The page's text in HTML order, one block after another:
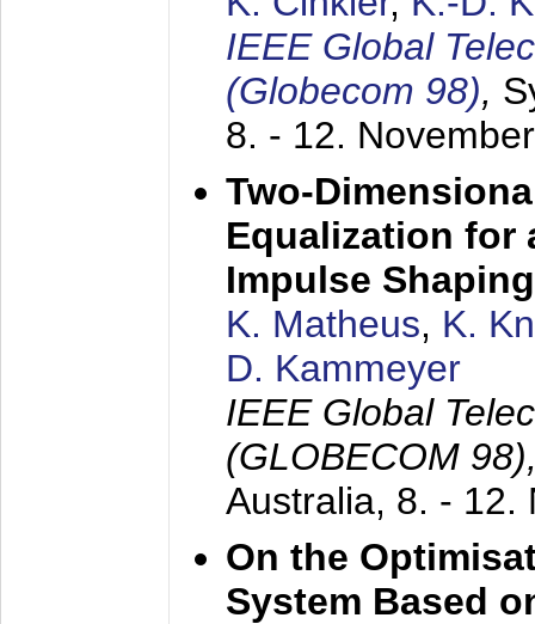
IEEE Global
(Globecom 98),
8. - 12.
Two-
Equalization for
Impulse
K. Matheus, K.
D. Kammeyer
IEEE Global
(GLOBECOM
Australia, 8. - 12.
On the
System Based